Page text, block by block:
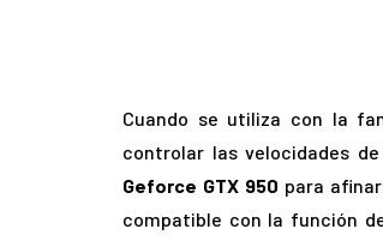
Cuando se utiliza con la
controlar las velocidades
Geforce GTX 950 para
compatible con la función